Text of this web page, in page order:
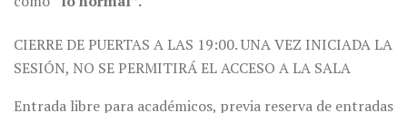
CIERRE DE PUERTAS A LAS 19:00. UNA VEZ INICIADA LA
SESIÓN, NO SE PERMITIRÁ EL ACCESO A LA SALA
Entrada libre para académicos, previa reserva de entradas